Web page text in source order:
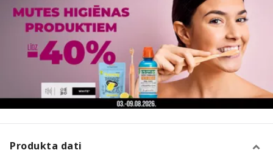
Produkta dati